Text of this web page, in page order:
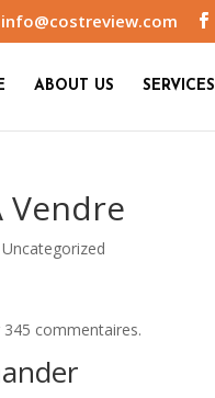
info@costreview.com
ABOUT US SERVICES
Vendre
Uncategorized
345 commentaires.